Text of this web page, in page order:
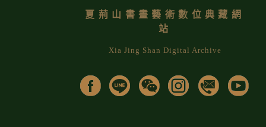
夏荊山書畫藝術數位典藏網
站
Xia Jing Shan Digital Archive